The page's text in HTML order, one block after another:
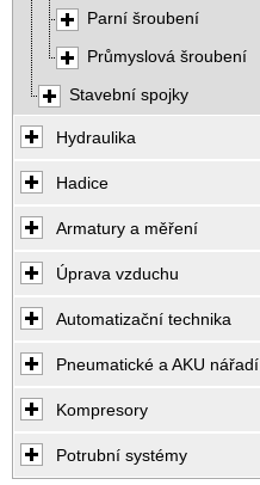
Parní šroubení
Průmyslová šroubení
Stavební spojky
Hydraulika
Hadice
Armatury a měření
Úprava vzduchu
Automatizační technika
Pneumatické a AKU nářadí
Kompresory
Potrubní systémy